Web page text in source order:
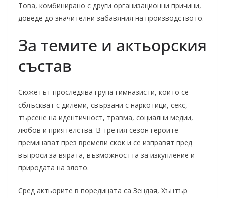
Това, комбинирано с други организационни причини,
доведе до значителни забавяния на производството.
За темите и актьорския
състав
Сюжетът проследява група гимназисти, които се
сблъскват с дилеми, свързани с наркотици, секс,
търсене на идентичност, травма, социални медии,
любов и приятелства. В третия сезон героите
преминават през времеви скок и се изправят пред
въпроси за вярата, възможността за изкупление и
природата на злото.
Сред актьорите в поредицата са Зендая, Хънтър